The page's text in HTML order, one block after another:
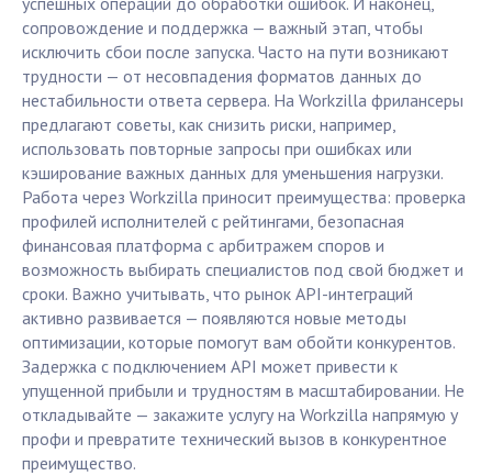
сопровождение и поддержка — важный этап, чтобы
исключить сбои после запуска. Часто на пути возникают
трудности — от несовпадения форматов данных до
нестабильности ответа сервера. На Workzilla фрилансеры
предлагают советы, как снизить риски, например,
использовать повторные запросы при ошибках или
кэширование важных данных для уменьшения нагрузки.
Работа через Workzilla приносит преимущества: проверка
профилей исполнителей с рейтингами, безопасная
финансовая платформа с арбитражем споров и
возможность выбирать специалистов под свой бюджет и
сроки. Важно учитывать, что рынок API-интеграций
активно развивается — появляются новые методы
оптимизации, которые помогут вам обойти конкурентов.
Задержка с подключением API может привести к
упущенной прибыли и трудностям в масштабировании. Не
откладывайте — закажите услугу на Workzilla напрямую у
профи и превратите технический вызов в конкурентное
преимущество.